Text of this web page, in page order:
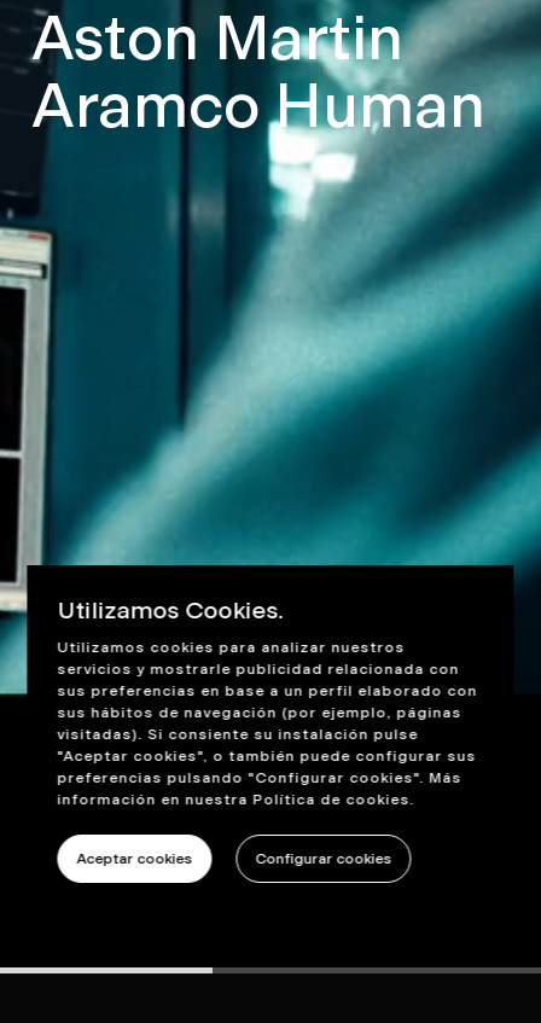
Aston Martin
Aramco Human
Utilizamos Cookies.
Utilizamos cookies para analizar nuestros
servicios y mostrarle publicidad relacionada con
sus preferencias en base a un perfil elaborado con
sus hábitos de navegación (por ejemplo, páginas
visitadas). Si consiente su instalación pulse
"Aceptar cookies", o también puede configurar sus
preferencias pulsando "Configurar cookies". Más
información en nuestraPolítica de cookies.
Aceptar cookies Configurar cookies